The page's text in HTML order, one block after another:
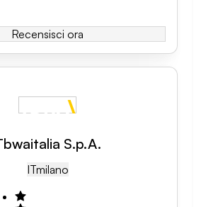
Recensisci ora
S.p.A.
ITMilano